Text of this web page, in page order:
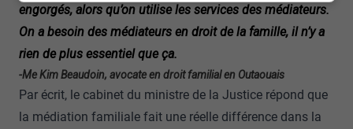
engorgés, alors qu’on utilise les services des médiateurs.
On a besoin des médiateurs en droit de la famille, il n’y a
rien de plus essentiel que ça.
-Me Kim Beaudoin, avocate en droit familial en Outaouais
Par écrit, le cabinet du ministre de la Justice répond que
la médiation familiale fait une réelle différence dans la